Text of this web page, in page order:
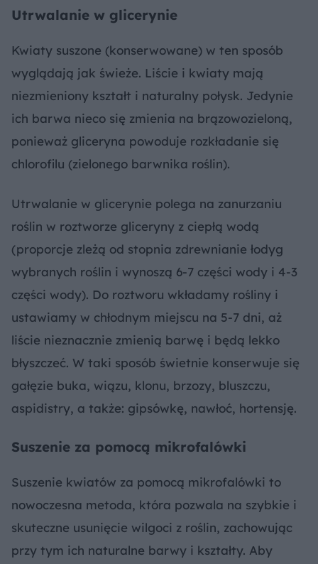
Utrwalanie w glicerynie
Kwiaty suszone (konserwowane) w ten sposób
wyglądają jak świeże. Liście i kwiaty mają
niezmieniony kształt i naturalny połysk. Jedynie
ich barwa nieco się zmienia na brązowozieloną,
ponieważ gliceryna powoduje rozkładanie się
chlorofilu (zielonego barwnika roślin).
Utrwalanie w glicerynie polega na zanurzaniu
roślin w roztworze gliceryny z ciepłą wodą
(proporcje zleżą od stopnia zdrewnianie łodyg
wybranych roślin i wynoszą 6-7 części wody i 4-3
części wody). Do roztworu wkładamy rośliny i
ustawiamy w chłodnym miejscu na 5-7 dni, aż
liście nieznacznie zmienią barwę i będą lekko
błyszczeć. W taki sposób świetnie konserwuje się
gałęzie buka, wiązu, klonu, brzozy, bluszczu,
aspidistry, a także: gipsówkę, nawłoć, hortensję.
Suszenie za pomocą mikrofalówki
Suszenie kwiatów za pomocą mikrofalówki to
nowoczesna metoda, która pozwala na szybkie i
skuteczne usunięcie wilgoci z roślin, zachowując
przy tym ich naturalne barwy i kształty. Aby